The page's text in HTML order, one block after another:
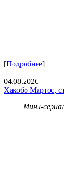
[Подробнее]
04.08.2026
Хакобо Мартос,
Мини-